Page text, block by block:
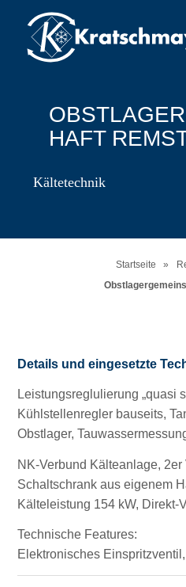
HAFT
Kältetechnik
Startseite »
Details und eingesetzte
Leistungsreglulierung „quasi
Kühlstellenregler bauseits,
Obstlager,
NK-Verbund Kälteanlage, 2er
Schaltschrank aus eigenem
Kälteleistung 154 kW, Direkt-
Technische Features:
Elektronisches